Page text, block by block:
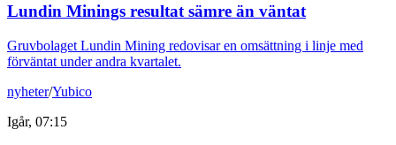
Lundin Minings resultat sämre än väntat
Gruvbolaget Lundin Mining redovisar en omsättning i linje med
förväntat under andra kvartalet.
nyheter/Yubico
Igår, 07:15